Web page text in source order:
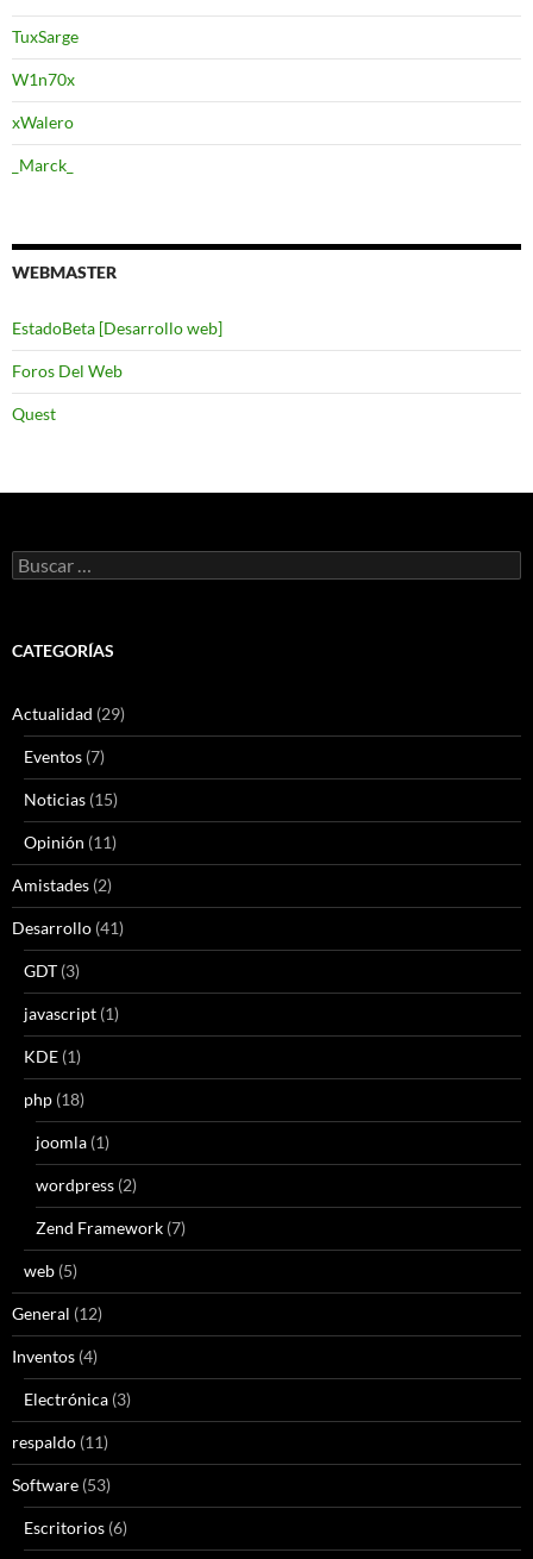
TuxSarge
W1n70x
xWalero
_Marck_
WEBMASTER
EstadoBeta [Desarrollo web]
Foros Del Web
Quest
Buscar:
CATEGORÍAS
Actualidad (29)
Eventos (7)
Noticias (15)
Opinión (11)
Amistades (2)
Desarrollo (41)
GDT (3)
javascript (1)
KDE (1)
php (18)
joomla (1)
wordpress (2)
Zend Framework (7)
web (5)
General (12)
Inventos (4)
Electrónica (3)
respaldo (11)
Software (53)
Escritorios (6)